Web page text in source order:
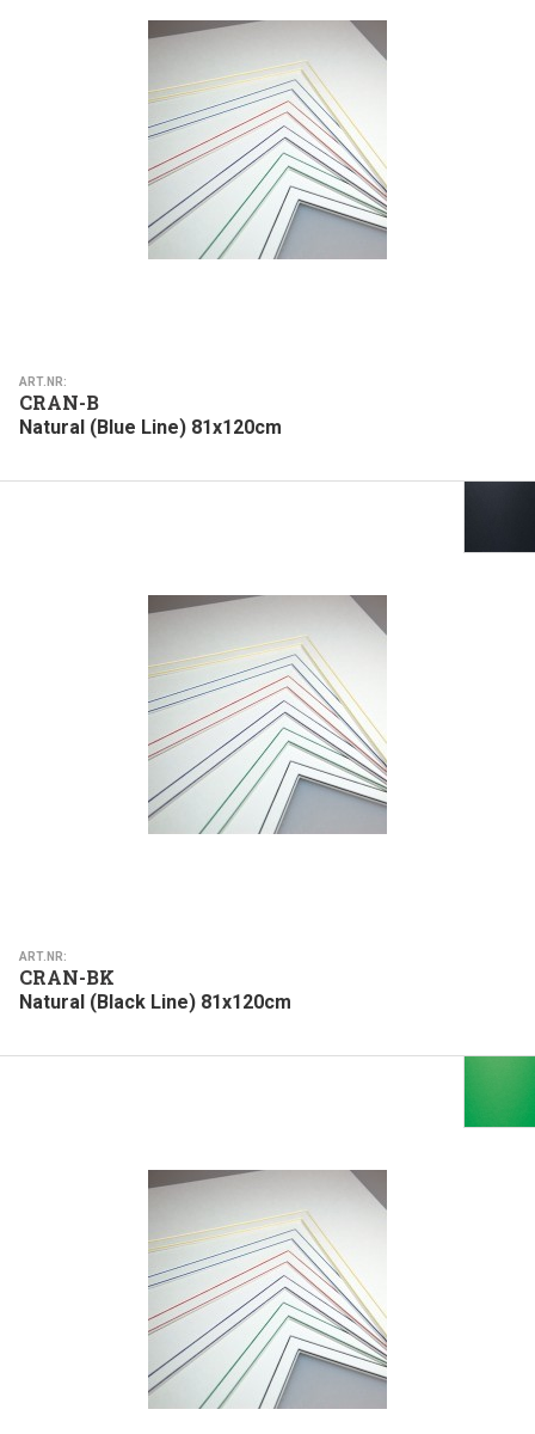
ART.NR:
CRAN-B
Natural (Blue Line) 81x120cm
ART.NR:
CRAN-BK
Natural (Black Line) 81x120cm